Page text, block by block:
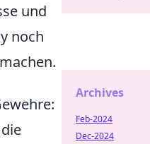
und
noch
Archives
Feb-2024
Dec-2024